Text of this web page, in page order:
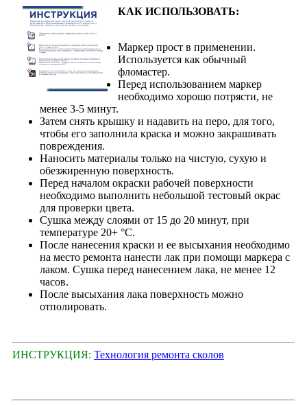
КАК ИСПОЛЬЗОВАТЬ:
Маркер прост в применении.
Используется как обычный
фломастер.
Перед использованием маркер
необходимо хорошо потрясти, не
менее 3-5 минут.
Затем снять крышку и надавить на перо, для того,
чтобы его заполнила краска и можно закрашивать
повреждения.
Наносить материалы только на чистую, сухую и
обезжиренную поверхность.
Перед началом окраски рабочей поверхности
необходимо выполнить небольшой тестовый окрас
для проверки цвета.
Сушка между слоями от 15 до 20 минут, при
температуре 20+ °С.
После нанесения краски и ее высыхания необходимо
на место ремонта нанести лак при помощи маркера с
лаком. Сушка перед нанесением лака, не менее 12
часов.
После высыхания лака поверхность можно
отполировать.
ИНСТРУКЦИЯ: Технология ремонта сколов